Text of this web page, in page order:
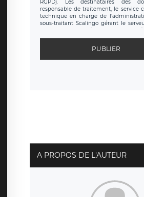
RGPD). Les destinataires des
responsable de traitement, le service
technique en charge de
sous-traitant Scalingo gérant le
toute personne légalement
d’inscription est hébergé sur un
protection conformes au RGPD
. Les
sont conservées jusqu’à ce que
rue Léopold Sédar Senghor, joignable
également le droit d’introduire une
d’une autorité de contrôle.
PUBLIER
A PROPOS DE L'AUTEUR